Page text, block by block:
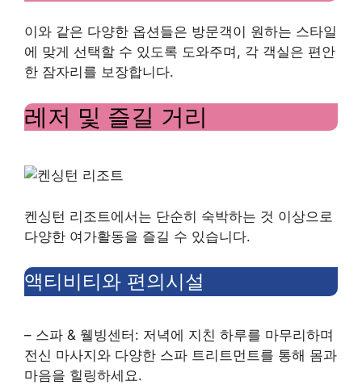
이와 같은 다양한 옵션들은 방문객이 원하는 스타일
에 맞게 선택할 수 있도록 도와주며, 각 객실은 편안
한 잠자리를 보장합니다.
레저 및 즐길 거리
켄싱턴 리조트에서는 단순히 숙박하는 것 이상으로
다양한 여가활동을 즐길 수 있습니다.
액티비티와 편의시설
– 스파 & 웰빙센터: 저녁에 지친 하루를 마무리하며
전신 마사지와 다양한 스파 트리트먼트를 통해 몸과
마음을 힐링하세요.